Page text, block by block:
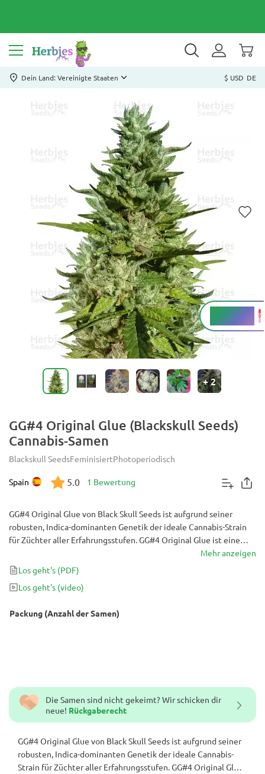
Dein Land: Vereinigte Staaten $ USD DE
23 - 28 %
THC
+2
GG#4 Original Glue (Blackskull Seeds)
Cannabis-Samen
Blackskull SeedsFeminisiertPhotoperiodisch
Spain 5.0 1 Bewertung
Die Samen sind nicht gekeimt? Wir schicken dir
neue! Rückgaberecht
GG#4 Original Glue von Black Skull Seeds ist aufgrund seiner
robusten, Indica-dominanten Genetik der ideale Cannabis-
Strain für Züchter aller Erfahrungsstufen. GG#4 Original Glue
GG#4 Original Glue von Black Skull Seeds ist aufgrund seiner
robusten, Indica-dominanten Genetik der ideale Cannabis-Strain
für Züchter aller Erfahrungsstufen. GG#4 Original Glue ist eine
Hybride aus Chocolate Diesel und Sour Diesel und ein scharfer
Cannabis-Strain mit Erträgen von bis zu 700 g/m² in Innenräumen
nach nur 63 Tagen Blüte!
Mehr anzeigen
Los geht's (PDF)
Los geht's (video)
Packung (Anzahl der Samen)